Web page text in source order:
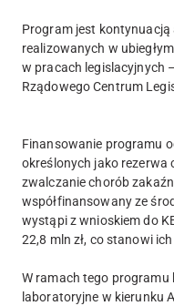
Program jest kontynuacją
realizowanych w
w pracach legislacyjnych
Rządowego Centrum
Finansowanie programu
określonych jako rezerwa
zwalczanie chorób
współfinansowany ze
wystąpi z wnioskiem do
22,8 mln zł, co stanowi
W ramach tego
laboratoryjne w kierunku